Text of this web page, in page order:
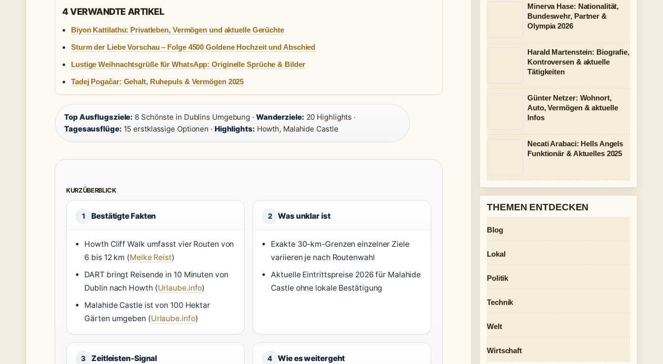
4 VERWANDTE ARTIKEL
Biyon Kattilathu: Privatleben, Vermögen und aktuelle Gerüchte
Sturm der Liebe Vorschau – Folge 4500 Goldene Hochzeit und Abschied
Lustige Weihnachtsgrüße für WhatsApp: Originelle Sprüche & Bilder
Tadej Pogačar: Gehalt, Ruhepuls & Vermögen 2025
Top Ausflugsziele: 8 Schönste in Dublins Umgebung · Wanderziele: 20 Highlights ·
Tagesausflüge: 15 erstklassige Optionen · Highlights: Howth, Malahide Castle
KURZÜBERBLICK
1 Bestätigte Fakten
Howth Cliff Walk umfasst vier Routen von
6 bis 12 km (Meike Reist)
DART bringt Reisende in 10 Minuten von
Dublin nach Howth (Urlaube.info)
Malahide Castle ist von 100 Hektar
Gärten umgeben (Urlaube.info)
2 Was unklar ist
Exakte 30-km-Grenzen einzelner Ziele
variieren je nach Routenwahl
Aktuelle Eintrittspreise 2026 für Malahide
Castle ohne lokale Bestätigung
3 Zeitleisten-Signal 4 Wie es weitergeht
Minerva Hase: Nationalität,
Bundeswehr, Partner &
Olympia 2026
Harald Martenstein: Biografie,
Kontroversen & aktuelle
Tätigkeiten
Günter Netzer: Wohnort,
Auto, Vermögen & aktuelle
Infos
Necati Arabaci: Hells Angels
Funktionär & Aktuelles 2025
THEMEN ENTDECKEN
Blog
Lokal
Politik
Technik
Welt
Wirtschaft